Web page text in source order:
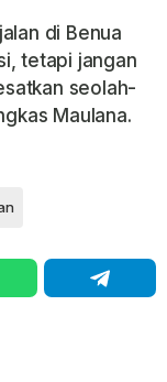
di Benua
tetapi jangan
seolah-
Maulana.